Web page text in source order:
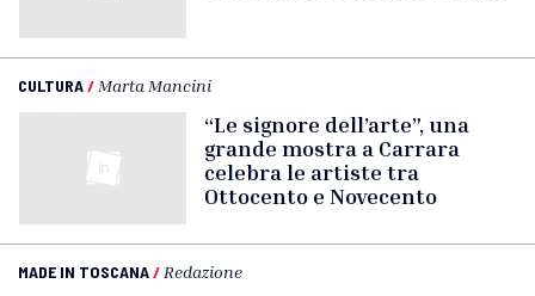
CULTURA/ Marta Mancini
“Le signore dell’arte”, una
grande mostra a Carrara
celebra le artiste tra
Ottocento e Novecento
MADE IN TOSCANA/ Redazione